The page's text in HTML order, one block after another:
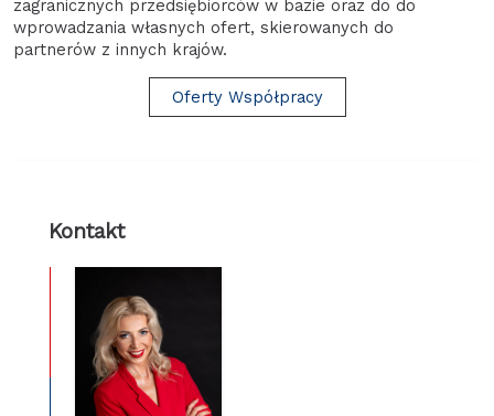
zagranicznych przedsiębiorców w bazie oraz do do
wprowadzania własnych ofert, skierowanych do
partnerów z innych krajów.
Oferty Współpracy
Kontakt